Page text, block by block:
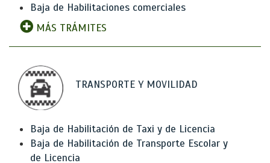
Baja de Habilitaciones comerciales
MÁS TRÁMITES
TRANSPORTE Y MOVILIDAD
Baja de Habilitación de Taxi y de Licencia
Baja de Habilitación de Transporte Escolar y
de Licencia